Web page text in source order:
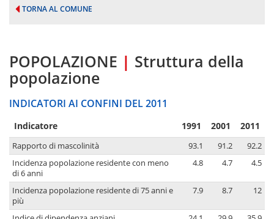
TORNA AL COMUNE
POPOLAZIONE | Struttura della
popolazione
INDICATORI AI CONFINI DEL 2011
Indicatore 1991 2001 2011
Rapporto di mascolinità 93.1 91.2
92.2
Incidenza popolazione residente con meno
di 6 anni
4.8 4.7 4.5
Incidenza popolazione residente di 75 anni e
più
7.9 8.7 12